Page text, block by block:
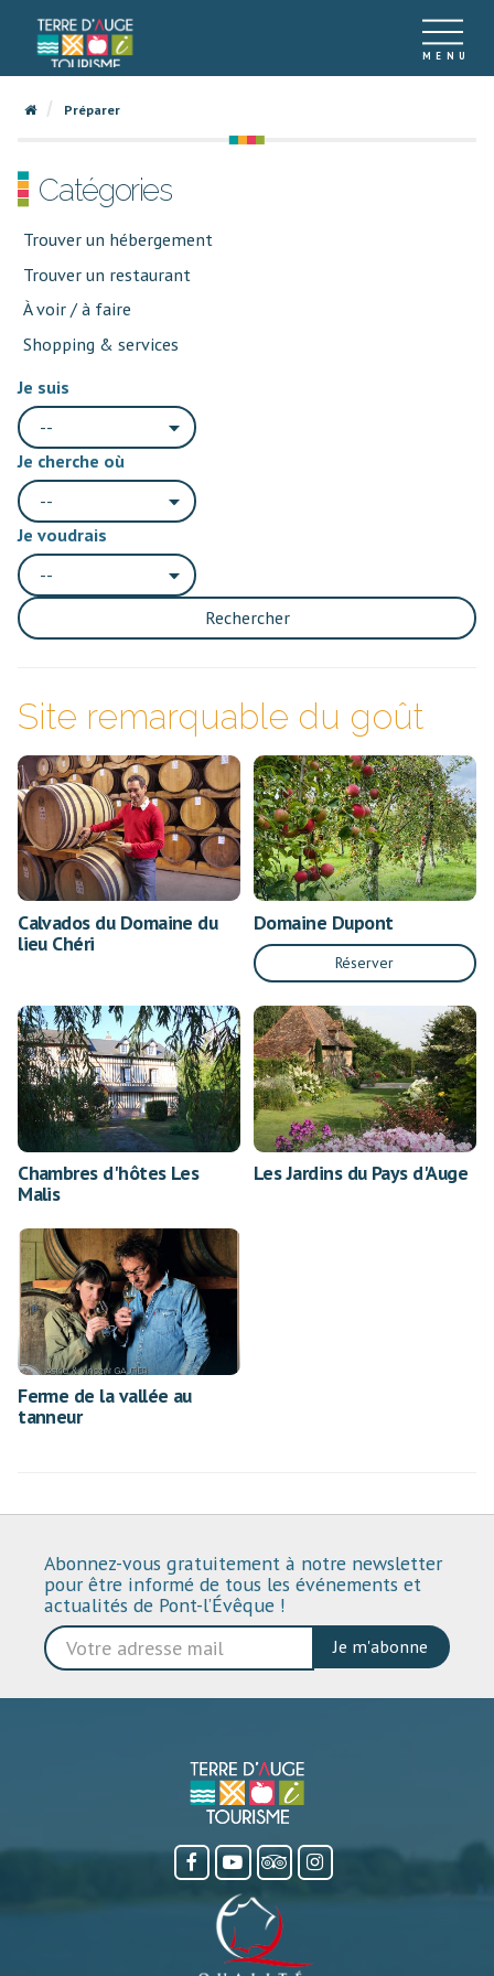
Préparer
Catégories
Trouver un hébergement
Trouver un restaurant
À voir / à faire
Shopping & services
Je suis
--
Je cherche où
--
Je voudrais
--
Rechercher
Site remarquable du goût
Calvados du Domaine du
lieu Chéri
Domaine Dupont
Réserver
Chambres d'hôtes Les
Malis
Les Jardins du Pays d'Auge
Ferme de la vallée au
tanneur
Abonnez-vous gratuitement à notre newsletter
pour être informé de tous les événements et
actualités de Pont-l’Évêque !
Je m'abonne